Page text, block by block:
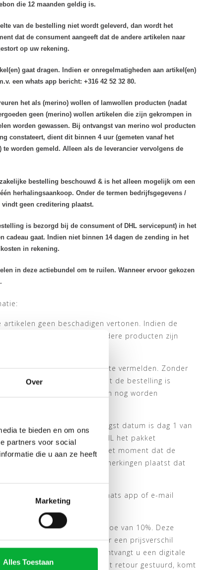
Over
te bieden en om ons
partners voor social
die u aan ze heeft
Marketing
Alles Toestaan
die 12 maanden geldig is.
van de bestelling niet wordt geleverd, dan wordt het
dat de consument aangeeft dat de andere artikelen naar
op uw rekening.
gaat dragen. Indien er onregelmatigheden aan artikel(en)
een whats app bericht: +316 42 52 32 80.
het als (merino) wollen of lamwollen producten (nadat
geen (merino) wollen artikelen die zijn gekrompen in
worden gewassen. Bij ontvangst van merino wol producten
constateert, dient dit binnen 4 uur (gemeten vanaf het
te worden gemeld. Alleen als de leverancier vervolgens de
bestelling beschouwd & is het alleen mogelijk om een
herhalingsaankoop. Onder de termen bedrijfsgegevens /
vindt geen creditering plaatst.
is bezorgd bij de consument of DHL servicepunt) in het
gaat. Indien niet binnen 14 dagen de zending in het
in rekening.
in deze actiebundel om te ruilen. Wanneer ervoor gekozen
geen beschadigen vertonen. Indien de
alsnog dat er 1 of meerdere producten zijn
geldig telefoonnummer te vermelden. Zonder
binnen 2 weken nadat de bestelling is
kunnen bestellingen alleen nog worden
shirtsupplier.nl (de ontvangst datum is dag 1 van
geldt dat de dag dat DHL het pakket
bij een service punt, is het moment dat de
Als de consument bij opmerkingen plaatst dat
dienen schriftelijk via whats app of e-mail
3 stuks een kassakorting toe van 10%. Deze
In de situatie dat er een prijsverschil
zonder kassakorting, ontvangt u een digitale
van de bestelling wordt retour gestuurd, komt